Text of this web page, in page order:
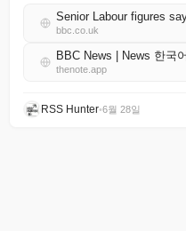
bbc.co.uk
BBC News | News 한국
thenote.app
RSS Hunter•6월 28일